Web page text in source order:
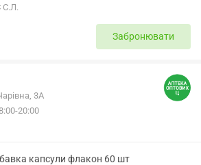
С.Л.
Забронювати
3А
20:00
капсули флакон 60 шт